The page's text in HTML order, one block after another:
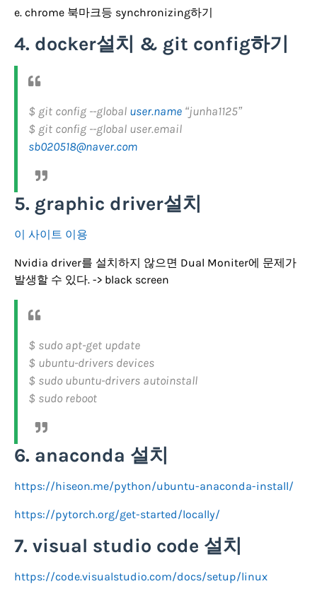
e. chrome 북마크등 synchronizing하기
4. docker설치 & git config하기
$ git config --global user.name “junha1125”
$ git config --global user.email
sb020518@naver.com
5. graphic driver설치
이 사이트 이용
Nvidia driver를 설치하지 않으면 Dual Moniter에 문제가
발생할 수 있다. -> black screen
$ sudo apt-get update
$ ubuntu-drivers devices
$ sudo ubuntu-drivers autoinstall
$ sudo reboot
6. anaconda 설치
https://hiseon.me/python/ubuntu-anaconda-install/
https://pytorch.org/get-started/locally/
7. visual studio code 설치
https://code.visualstudio.com/docs/setup/linux